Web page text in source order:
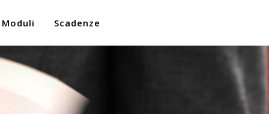
Moduli Scadenze